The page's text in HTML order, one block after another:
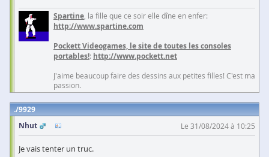
Spartine , la fille que ce soir elle dîne en enfer:
http://www.spartine.com
Pockett Videogames, le site de toutes les consoles
portables!: http://www.pockett.net
J'aime beaucoup faire des dessins aux petites filles! C'est ma
passion.
9929
Nhut
Le 31/08/2024 à 10:25
Je vais tenter un truc.